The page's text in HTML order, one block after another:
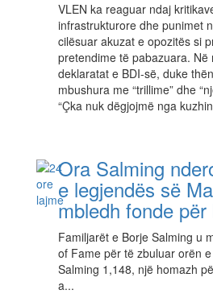
VLEN ka reaguar ndaj
infrastrukturore dhe punimet
cilësuar akuzat e opozitës si
pretendime të pabazuara. Në
deklaratat e BDI-së, duke
mbushura me “trillime” dhe
“Çka nuk dëgjojmë nga
Ora Salming
e legjendës së
mbledh fonde për
Familjarët e Borje Salming u
of Fame për të zbuluar orën
Salming 1,148, një homazh
a...